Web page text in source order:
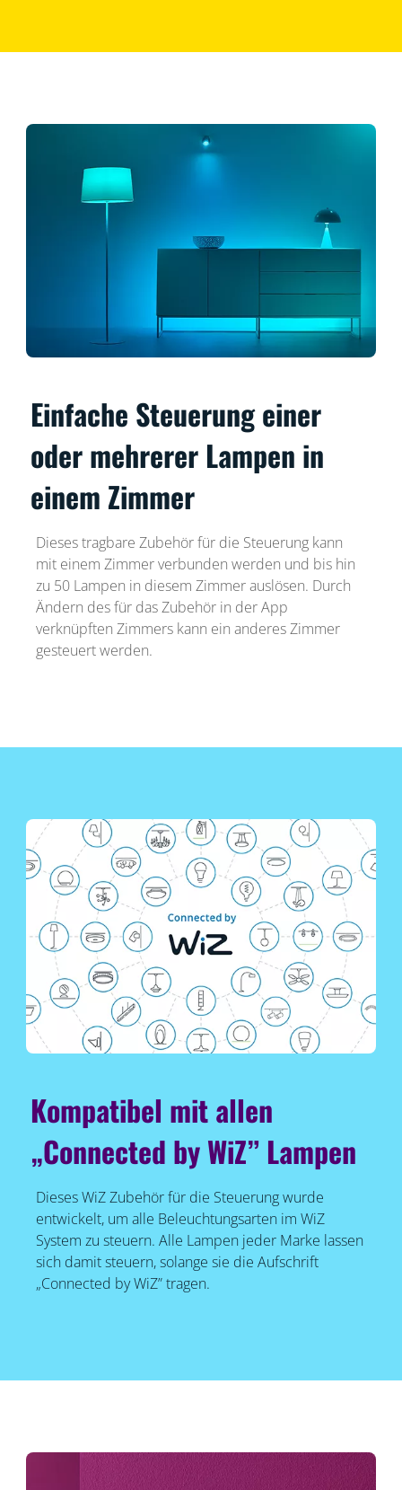
Einfache Steuerung einer
oder mehrerer Lampen in
einem Zimmer
Dieses tragbare Zubehör für die Steuerung kann
mit einem Zimmer verbunden werden und bis hin
zu 50 Lampen in diesem Zimmer auslösen. Durch
Ändern des für das Zubehör in der App
verknüpften Zimmers kann ein anderes Zimmer
gesteuert werden.
Kompatibel mit allen
„Connected by WiZ” Lampen
Dieses WiZ Zubehör für die Steuerung wurde
entwickelt, um alle Beleuchtungsarten im WiZ
System zu steuern. Alle Lampen jeder Marke lassen
sich damit steuern, solange sie die Aufschrift
„Connected by WiZ” tragen.